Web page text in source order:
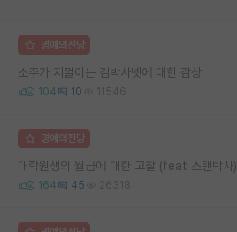
명예의전당
소주가 지껄이는 김박사넷에 대한 감상
104 10 11546
명예의전당
대학원생의 월급에 대한 고찰 (feat 스탠박사)
164 45 26318